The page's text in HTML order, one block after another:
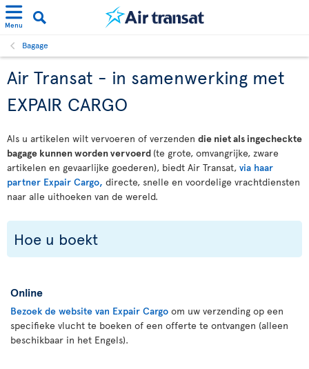
Menu
Bagage
Air Transat - in samenwerking met
EXPAIR CARGO
Als u artikelen wilt vervoeren of verzenden die niet als ingecheckte
bagage kunnen worden vervoerd (te grote, omvangrijke, zware
artikelen en gevaarlijke goederen), biedt Air Transat, via haar
partner Expair Cargo, directe, snelle en voordelige vrachtdiensten
naar alle uithoeken van de wereld.
Hoe u boekt
Online
Bezoek de website van Expair Cargo om uw verzending op een
specifieke vlucht te boeken of een offerte te ontvangen (alleen
beschikbaar in het Engels).